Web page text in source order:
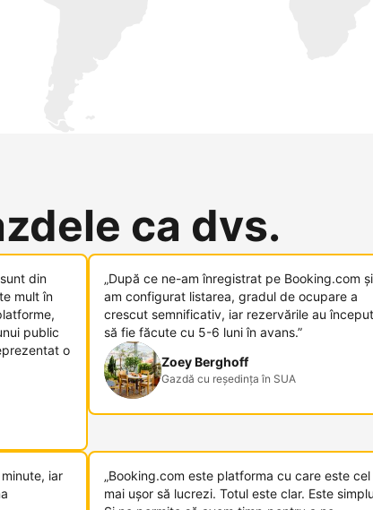
ca dvs.
din
mult în
public
o
„După ce ne-am înregistrat pe Booking.com și
am configurat listarea, gradul de ocupare a
crescut semnificativ, iar rezervările au început
să fie făcute cu 5-6 luni în avans.”
Zoey Berghoff
Gazdă cu reședința în SUA
iar
„Booking.com este platforma cu care este cel
mai ușor să lucrezi. Totul este clar. Este